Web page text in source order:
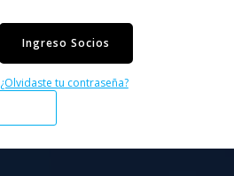
Ingreso Socios
¿Olvidaste tu contraseña?